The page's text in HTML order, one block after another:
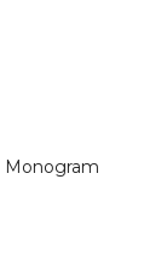
Monogram